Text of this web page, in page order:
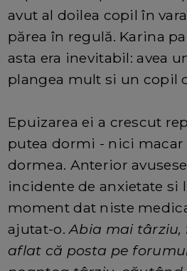
avut al doilea copil în
părea în regulă. Karina
asta era inevitabil: avea
plangea mult si un copil
Epuizarea ei a crescut
putea dormi - nici macar
dormea. Anterior
incidente de anxietate si
moment dat niste
ajutat-o.Abia mai
aflat că posta pe